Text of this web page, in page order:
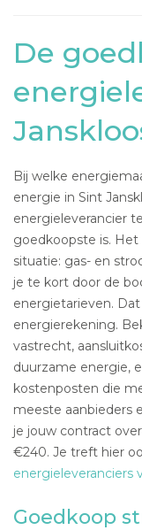
De
Bij welke
energie in Sint
energieleverancier
goedkoopste is.
situatie: gas- en
je te kort door de
energietarieven.
energierekening.
vastrecht,
duurzame energie,
kostenposten die
meeste aanbieders
je jouw contract
€240. Je treft hier
energieleveranciers
Goedkoop